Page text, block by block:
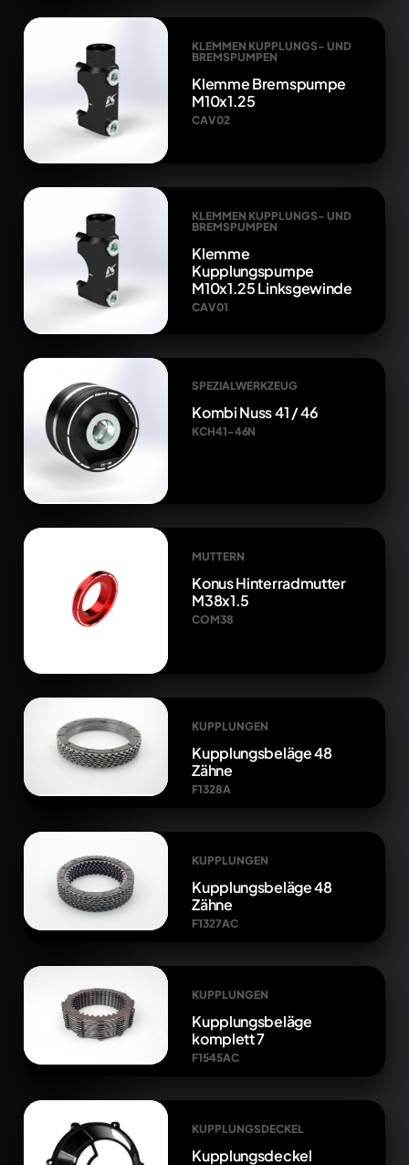
KLEMMEN KUPPLUNGS- UND
BREMSPUMPEN
Klemme Bremspumpe
M10x1.25
CAV02
KLEMMEN KUPPLUNGS- UND
BREMSPUMPEN
Klemme
Kupplungspumpe
M10x1.25 Linksgewinde
CAV01
SPEZIALWERKZEUG
Kombi Nuss 41 / 46
KCH41-46N
MUTTERN
Konus Hinterradmutter
M38x1.5
COM38
KUPPLUNGEN
Kupplungsbeläge 48
Zähne
F1328A
KUPPLUNGEN
Kupplungsbeläge 48
Zähne
F1327AC
KUPPLUNGEN
Kupplungsbeläge
komplett 7
F1545AC
KUPPLUNGSDECKEL
Kupplungsdeckel